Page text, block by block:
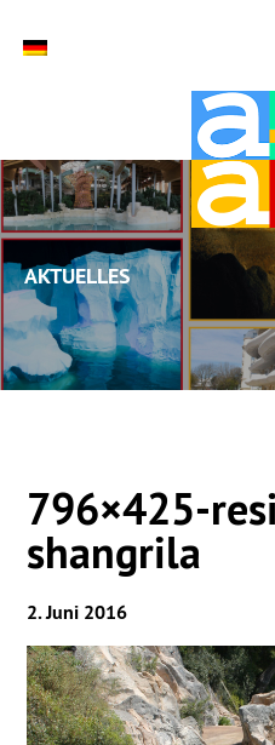
Aktuelles
796×425-
shangrila
2. Juni 2016